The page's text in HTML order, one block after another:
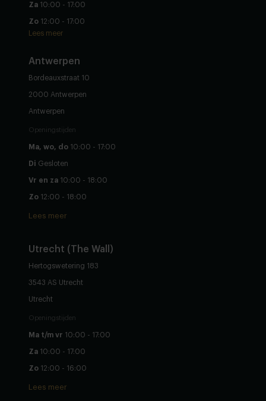
Za 10:00 - 17:00
Zo 12:00 - 17:00
Lees meer
Antwerpen
Bordeauxstraat 10
2000 Antwerpen
Antwerpen
Openingstijden
Ma, wo, do 10:00 - 17:00
Di Gesloten
Vr en za 10:00 - 18:00
Zo 12:00 - 18:00
Lees meer
Utrecht (The Wall)
Hertogswetering 183
3543 AS Utrecht
Utrecht
Openingstijden
Ma t/m vr 10:00 - 17:00
Za 10:00 - 17:00
Zo 12:00 - 16:00
Lees meer